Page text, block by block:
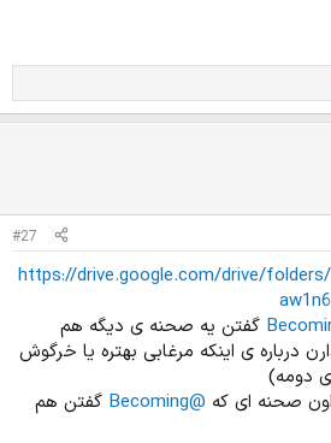
#27
https://drive.google.com/drive/
گفتن یه صحنه ی دیگه هم
درباره ی اینکه مرغابی بهتره یا خرگوش
دومه)
صحنه ای که @Becoming
گفتن هم